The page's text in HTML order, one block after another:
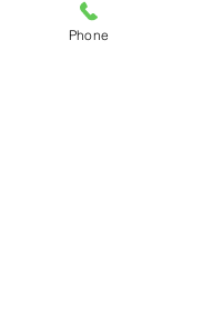
Phone